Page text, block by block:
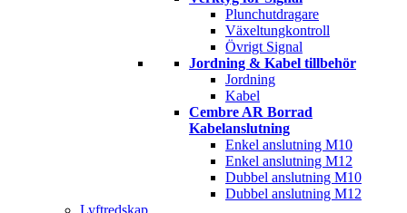
Plunchutdragare
Växeltungkontroll
Övrigt Signal
Jordning & Kabel tillbehör
Jordning
Kabel
Cembre AR Borrad
Kabelanslutning
Enkel anslutning M10
Enkel anslutning M12
Dubbel anslutning M10
Dubbel anslutning M12
Lyftredskap